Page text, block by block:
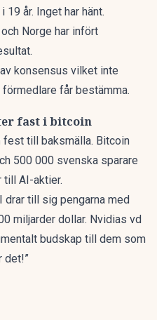
19 år. Inget har hänt.
Norge har infört
konsensus vilket inte
får bestämma.
fast i bitcoin
fest till baksmälla. Bitcoin
500 000 svenska sparare
till AI-aktier.
drar till sig pengarna med
miljarder dollar. Nvidias vd
budskap till dem som
det!”